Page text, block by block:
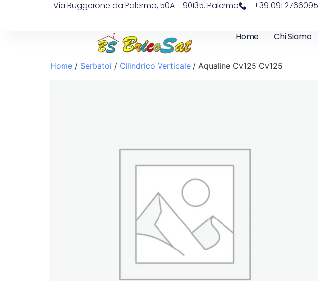
Via Ruggerone da Palermo, 50A - 90135. Palermo +39 091 2766095
Home Chi Siamo
Home / Serbatoi / Cilindrico Verticale / Aqualine Cv125 Cv125